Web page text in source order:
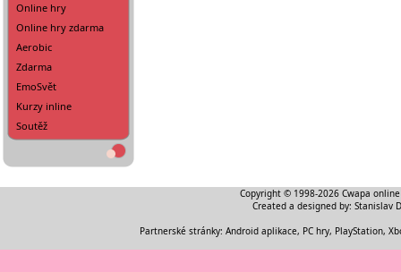
Online hry
Online hry zdarma
Aerobic
Zdarma
EmoSvět
Kurzy inline
Soutěž
Copyright © 1998-2026 Cwapa
Created a designed by: Stanislav
Partnerské stránky: Android aplikace, PC hry, PlayStation,